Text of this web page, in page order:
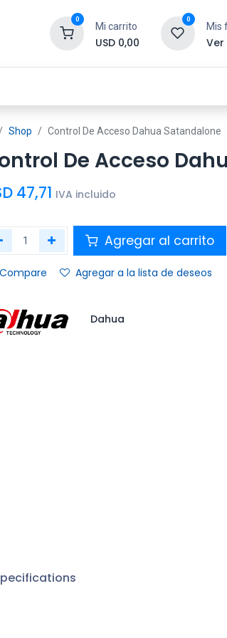
0
Mi carrito
USD 0,00
0
Mis
Shop Control De Acceso Dahua Satandalone
De Acceso
47,71 IVA incluido
Agregar al carrito
Compare Agregar a la lista de deseos
Dahua